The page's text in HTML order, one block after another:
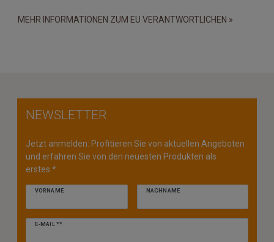
MEHR INFORMATIONEN ZUM EU VERANTWORTLICHEN »
NEWSLETTER
Jetzt anmelden: Profitieren Sie von aktuellen Angeboten
und erfahren Sie von den neuesten Produkten als
erstes.*
VORNAME NACHNAME
E-MAIL **
Newsletter